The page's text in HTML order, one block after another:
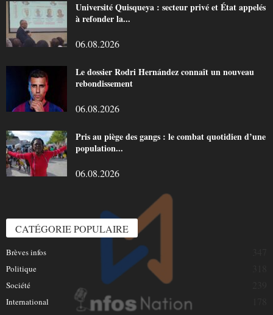
Université Quisqueya : secteur privé et État appelés
à refonder la...
06.08.2026
Le dossier Rodri Hernández connaît un nouveau
rebondissement
06.08.2026
Pris au piège des gangs : le combat quotidien d’une
population...
06.08.2026
CATÉGORIE POPULAIRE
Brèves infos
Politique
Société
International